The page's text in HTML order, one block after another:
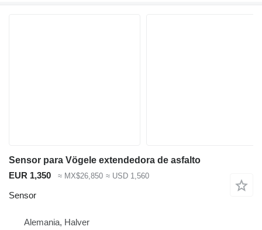
Sensor para Vögele extendedora de asfalto
EUR 1,350
≈ MX$26,850 ≈ USD 1,560
Sensor
Alemania, Halver